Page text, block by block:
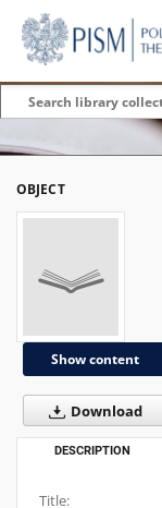
OBJECT
Show content
Download
DESCRIPTION
Title: